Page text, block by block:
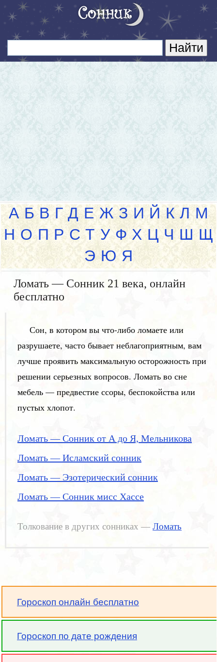
А Б В Г Д Е Ж З И Й К Л М
Н О П Р С Т У Ф Х Ц Ч Ш Щ
Э Ю Я
Ломать — Сонник 21 века, онлайн
бесплатно
Сон, в котором вы что-либо ломаете или
разрушаете, часто бывает неблагоприятным, вам
лучше проявить максимальную осторожность при
решении серьезных вопросов. Ломать во сне
мебель — предвестие ссоры, беспокойства или
пустых хлопот.
Ломать — Сонник от А до Я, Мельникова
Ломать — Исламский сонник
Ломать — Эзотерический сонник
Ломать — Сонник мисс Хассе
Толкование в других сонниках — Ломать
Гороскоп онлайн бесплатно
Гороскоп по дате рождения